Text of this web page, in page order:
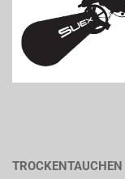
TROCKENTAUCHEN